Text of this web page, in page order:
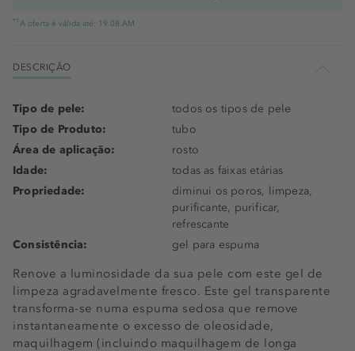
*1 A oferta é válida até: 19.08.AM
DESCRIÇÃO
Renove a luminosidade da sua pele com este gel de
limpeza agradavelmente fresco. Este gel transparente
transforma-se numa espuma sedosa que remove
instantaneamente o excesso de oleosidade,
maquilhagem (incluindo maquilhagem de longa
Tipo de pele:
todos os tipos de pele
Tipo de Produto:
tubo
Área de aplicação:
rosto
Idade:
todas as faixas etárias
Propriedade:
diminui os poros, limpeza,
purificante, purificar,
refrescante
Consistência:
gel para espuma